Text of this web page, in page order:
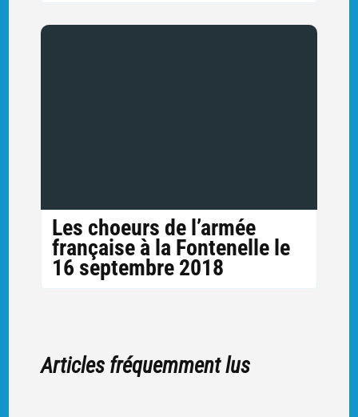
Les choeurs de l’armée
française à la Fontenelle le
16 septembre 2018
Articles fréquemment lus